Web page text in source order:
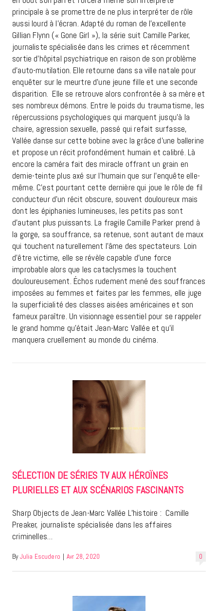
principale à se promettre de ne plus interpréter de rôle
aussi lourd à l’écran. Adapté du roman de l’excellente
Gillian Flynn (« Gone Girl »), la série suit Camille Parker,
journaliste spécialisée dans les crimes et récemment
sortie d’hôpital psychiatrique en raison de son problème
d’auto-mutilation. Elle retourne dans sa ville natale pour
enquêter sur le meurtre d’une jeune fille et une seconde
disparition. Elle se retrouve alors confrontée à sa mère et
ses nombreux démons. Entre le poids du traumatisme, les
répercussions psychologiques qui marquent jusqu’à la
chaire, agression sexuelle, passé qui refait surfasse,
Vallée danse sur cette bobine avec la grâce d’une ballerine
et propose un récit profondément humain et calibré. Là
encore la caméra fait des miracle offrant un grain en
demie-teinte plus axé sur l’humain que sur l’enquête elle-
même. C’est pourtant cette dernière qui joue le rôle de fil
conducteur d’un récit obscure, souvent douloureux mais
dont les épiphanies lumineuses, les petits pas sont
d’autant plus puissants. La fragile Camille Parker prend à
la gorge, sa souffrance, sa retenue, sont autant de maux
qui touchent naturellement l’âme des spectateurs. Loin
d’être victime, elle se révèle capable d’une force
improbable alors que les cataclysmes la touchent
douloureusement. Échos rudement mené des souffrances
imposées au femmes et faites par les femmes, elle juge
la superficialité des classes aisées américaines et son
fameux paraître. Un visionnage essentiel pour se rappeler
le grand homme qu’était Jean-Marc Vallée et qu’il
manquera cruellement au monde du cinéma.
SÉLECTION DE SÉRIES TV AUX HÉROÏNES
PLURIELLES ET AUX SCÉNARIOS FASCINANTS
Sharp Objects de Jean-Marc Vallée L’histoire : Camille
Preaker, journaliste spécialisée dans les affaires
criminelles…
0
By Julia Escudero | Avr 28, 2020